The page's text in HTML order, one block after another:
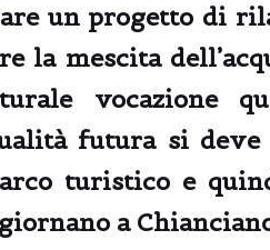
un progetto di
la mescita
vocazione
futura si
turistico e
a